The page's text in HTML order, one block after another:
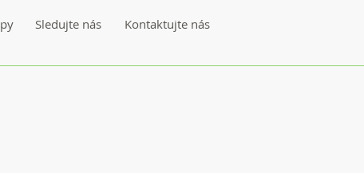
Sledujte nás Kontaktujte nás